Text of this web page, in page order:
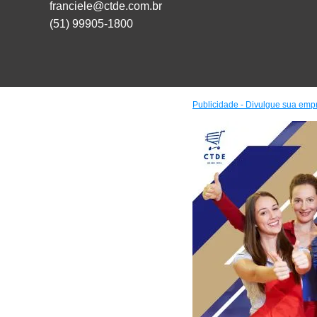
franciele@ctde.com.br
(51) 99905-1800
Publicidade - Divulgue sua